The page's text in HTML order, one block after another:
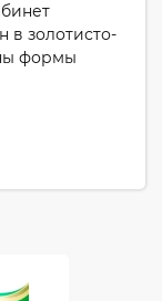
в золотисто-
формы